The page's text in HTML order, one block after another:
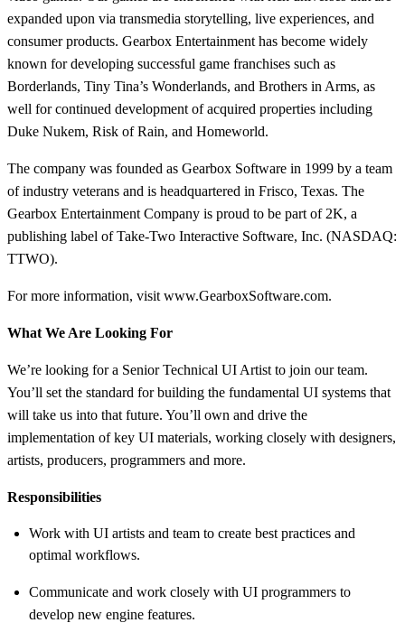
expanded upon via transmedia storytelling, live experiences, and
consumer products. Gearbox Entertainment has become widely
known for developing successful game franchises such as
Borderlands, Tiny Tina’s Wonderlands, and Brothers in Arms, as
well for continued development of acquired properties including
Duke Nukem, Risk of Rain, and Homeworld.
The company was founded as Gearbox Software in 1999 by a team
of industry veterans and is headquartered in Frisco, Texas. The
Gearbox Entertainment Company is proud to be part of 2K, a
publishing label of Take-Two Interactive Software, Inc. (NASDAQ:
TTWO).
For more information, visit www.GearboxSoftware.com.
What We Are Looking For
We’re looking for a Senior Technical UI Artist to join our team.
You’ll set the standard for building the fundamental UI systems that
will take us into that future. You’ll own and drive the
implementation of key UI materials, working closely with designers,
artists, producers, programmers and more.
Responsibilities
Work with UI artists and team to create best practices and
optimal workflows.
Communicate and work closely with UI programmers to
develop new engine features.